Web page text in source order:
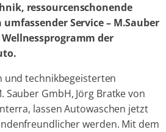
ressourcenschonende
Service – M.Sauber
der
und technikbegeisterten
GmbH, Jörg Bratke von
lassen Autowaschen jetzt
werden. Mit dem